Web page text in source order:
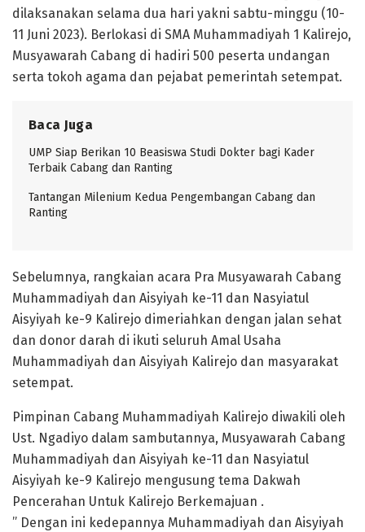
dilaksanakan selama dua hari yakni sabtu-minggu (10-
11 Juni 2023). Berlokasi di SMA Muhammadiyah 1 Kalirejo,
Musyawarah Cabang di hadiri 500 peserta undangan
serta tokoh agama dan pejabat pemerintah setempat.
Baca Juga
UMP Siap Berikan 10 Beasiswa Studi Dokter bagi Kader
Terbaik Cabang dan Ranting
Tantangan Milenium Kedua Pengembangan Cabang dan
Ranting
Sebelumnya, rangkaian acara Pra Musyawarah Cabang
Muhammadiyah dan Aisyiyah ke-11 dan Nasyiatul
Aisyiyah ke-9 Kalirejo dimeriahkan dengan jalan sehat
dan donor darah di ikuti seluruh Amal Usaha
Muhammadiyah dan Aisyiyah Kalirejo dan masyarakat
setempat.
Pimpinan Cabang Muhammadiyah Kalirejo diwakili oleh
Ust. Ngadiyo dalam sambutannya, Musyawarah Cabang
Muhammadiyah dan Aisyiyah ke-11 dan Nasyiatul
Aisyiyah ke-9 Kalirejo mengusung tema Dakwah
Pencerahan Untuk Kalirejo Berkemajuan .
” Dengan ini kedepannya Muhammadiyah dan Aisyiyah